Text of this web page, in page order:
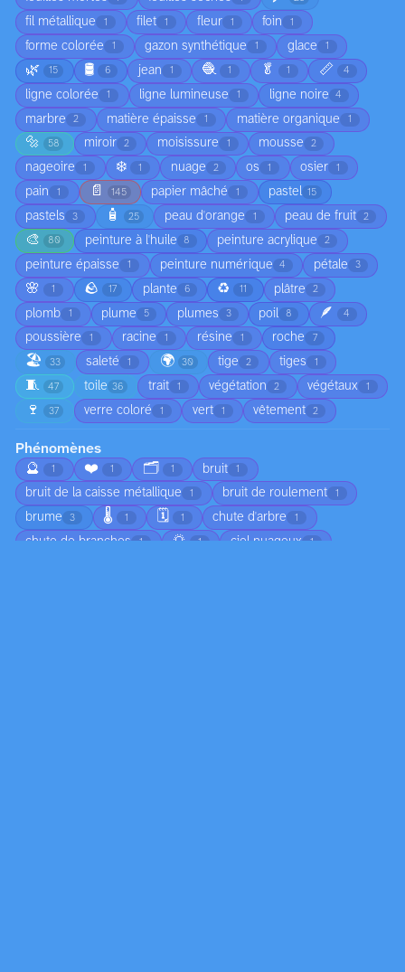
fil métallique 1 filet 1 fleur 1 foin 1
forme colorée 1 gazon synthétique 1 glace 1
🌿 15 🛢️ 6 jean 1 🧶 1 🥬 1 📏 4
ligne colorée 1 ligne lumineuse 1 ligne noire 4
marbre 2 matière épaisse 1 matière organique 1
🔩 58 miroir 2 moisissure 1 mousse 2
nageoire 1 ❄️ 1 nuage 2 os 1 osier 1
pain 1 📄 145 papier mâché 1 pastel 15
pastels 3 🧴 25 peau d'orange 1 peau de fruit 2
🎨 80 peinture à l'huile 8 peinture acrylique 2
peinture épaisse 1 peinture numérique 4 pétale 3
🌸 1 🪨 17 plante 6 ♻️ 11 plâtre 2
plomb 1 plume 5 plumes 3 poil 8 🪶 4
poussière 1 racine 1 résine 1 roche 7
🏖️ 33 saleté 1 🌍 30 tige 2 tiges 1
🧵 47 toile 36 trait 1 végétation 2 végétaux 1
🍷 37 verre coloré 1 vert 1 vêtement 2
Phénomènes
🔮
1 ❤️ 1 🗂️ 1 bruit 1
bruit de la caisse métallique 1 bruit de roulement 1
brume 3 🌡️ 1 🗓️ 1 chute d'arbre 1
chute de branches 1 🌅 1 ciel nuageux 1